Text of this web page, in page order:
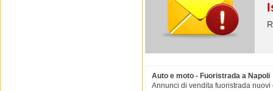
Auto e moto - Fuoristrada a Napoli
Annunci di vendita fuoristrada